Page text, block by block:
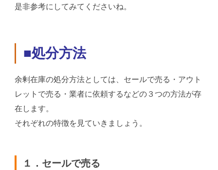
是非参考にしてみてくださいね。
■処分方法
余剰在庫の処分方法としては、セールで売る・アウト
レットで売る・業者に依頼するなどの３つの方法が存
在します。
それぞれの特徴を見ていきましょう。
１．セールで売る